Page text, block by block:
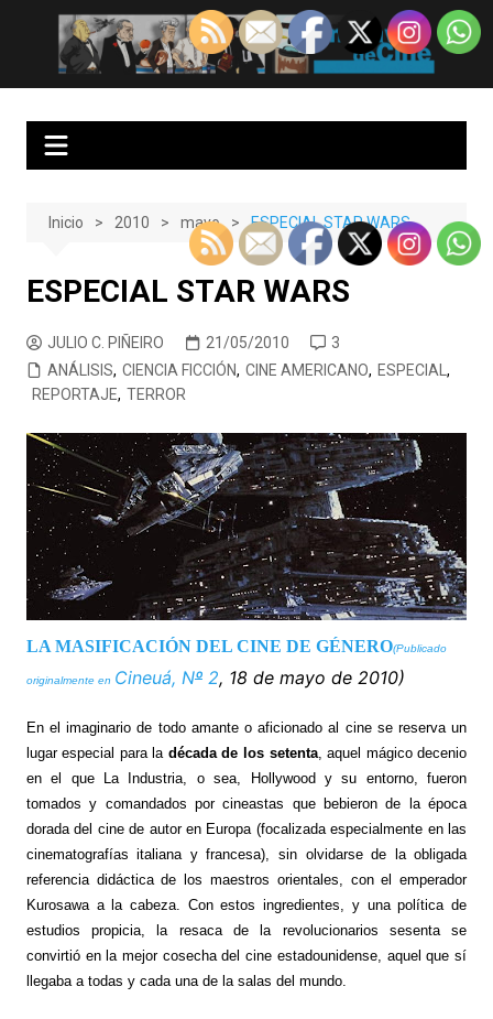
contenido
EnClave de Cine
Crítica cinematográfica y audiovisual. Punto de encuentro para los
Inicio 2010 mayo ESPECIAL STAR WARS
ESPECIAL STAR WARS
JULIO C. PIÑEIRO 21/05/2010
3
ANÁLISIS, CIENCIA FICCIÓN, CINE AMERICANO, ESPECIAL ,
REPORTAJE, TERROR
LA MASIFICACIÓN DEL CINE DE GÉNERO(Publicado
originalmente en Cineuá, Nº2, 18 de mayo de 2010)
En el imaginario de todo amante o aficionado al cine se reserva un
lugar especial para la década de los setenta, aquel mágico decenio
en el que La Industria, o sea, Hollywood y su entorno, fueron
tomados y comandados por cineastas que bebieron de la época
dorada del cine de autor en Europa (focalizada especialmente en las
cinematografías italiana y francesa), sin olvidarse de la obligada
referencia didáctica de los maestros orientales, con el emperador
Kurosawa a la cabeza. Con estos ingredientes, y una política de
estudios propicia, la resaca de la revolucionarios sesenta se
convirtió en la mejor cosecha del cine estadounidense, aquel que sí
llegaba a todas y cada una de la salas del mundo.